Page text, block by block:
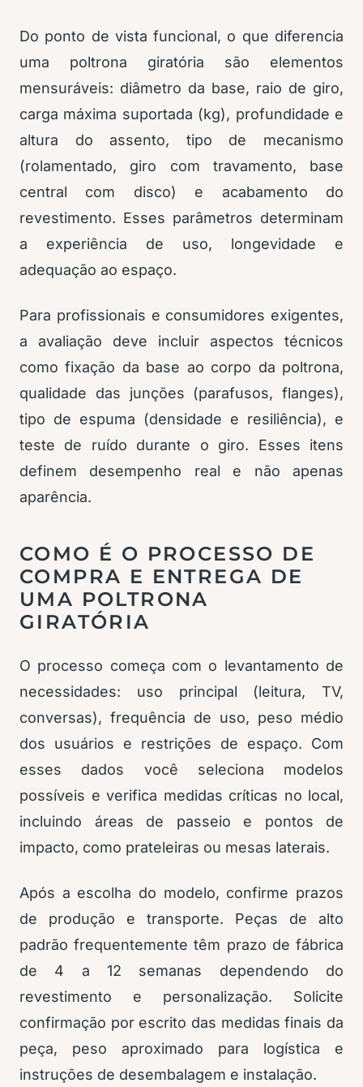
Do ponto de vista funcional, o que diferencia
uma poltrona giratória são elementos
mensuráveis: diâmetro da base, raio de giro,
carga máxima suportada (kg), profundidade e
altura do assento, tipo de mecanismo
(rolamentado, giro com travamento, base
central com disco) e acabamento do
revestimento. Esses parâmetros determinam
a experiência de uso, longevidade e
adequação ao espaço.
Para profissionais e consumidores exigentes,
a avaliação deve incluir aspectos técnicos
como fixação da base ao corpo da poltrona,
qualidade das junções (parafusos, flanges),
tipo de espuma (densidade e resiliência), e
teste de ruído durante o giro. Esses itens
definem desempenho real e não apenas
aparência.
COMO É O PROCESSO DE
COMPRA E ENTREGA DE
UMA POLTRONA
GIRATÓRIA
O processo começa com o levantamento de
necessidades: uso principal (leitura, TV,
conversas), frequência de uso, peso médio
dos usuários e restrições de espaço. Com
esses dados você seleciona modelos
possíveis e verifica medidas críticas no local,
incluindo áreas de passeio e pontos de
impacto, como prateleiras ou mesas laterais.
Após a escolha do modelo, confirme prazos
de produção e transporte. Peças de alto
padrão frequentemente têm prazo de fábrica
de 4 a 12 semanas dependendo do
revestimento e personalização. Solicite
confirmação por escrito das medidas finais da
peça, peso aproximado para logística e
instruções de desembalagem e instalação.